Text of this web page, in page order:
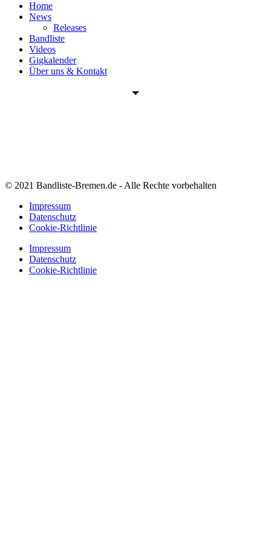
Home
News
Releases
Bandliste
Videos
Gigkalender
Über uns & Kontakt
© 2021 Bandliste-Bremen.de - Alle Rechte vorbehalten
Impressum
Datenschutz
Cookie-Richtlinie
Impressum
Datenschutz
Cookie-Richtlinie